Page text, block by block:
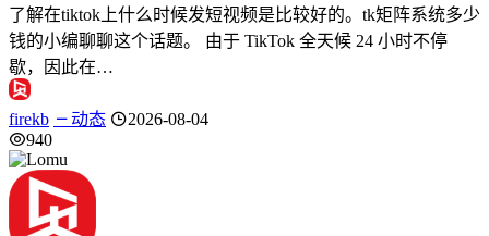
了解在tiktok上什么时候发短视频是比较好的。tk矩阵系统多少
钱的小编聊聊这个话题。 由于 TikTok 全天候 24 小时不停
歇，因此在…
firekb 动态
2026-08-04
940